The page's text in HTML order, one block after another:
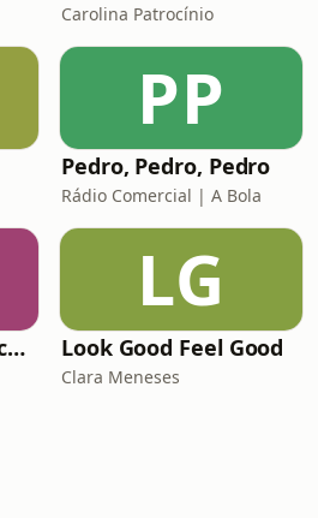
Carolina Patrocínio
PP
Pedro, Pedro, Pedro
Rádio Comercial | A Bola
Record Europa Podcast
LG
Look Good Feel Good
Clara Meneses